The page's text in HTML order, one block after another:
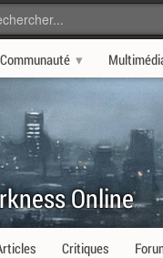
Communauté
Online
Critiques